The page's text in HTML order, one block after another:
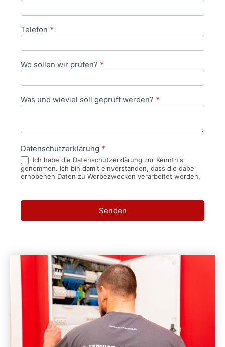
Telefon *
Wo sollen wir prüfen? *
Was und wieviel soll geprüft werden? *
Datenschutzerklärung *
Ich habe die Datenschutzerklärung zur Kenntnis
genommen. Ich bin damit einverstanden, dass die dabei
erhobenen Daten zu Werbezwecken verarbeitet werden.
Senden